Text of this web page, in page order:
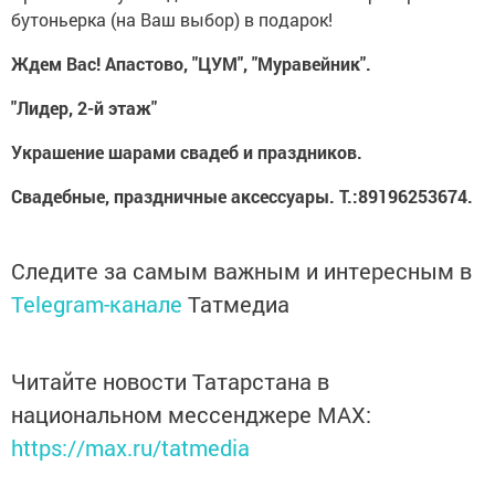
бутоньерка (на Ваш выбор) в подарок!
Ждем Вас! Апастово, "ЦУМ", "Муравейник".
"Лидер, 2-й этаж"
Украшение шарами свадеб и праздников.
Свадебные, праздничные аксессуары. Т.:89196253674.
Следите за самым важным и интересным в
Telegram-канале Татмедиа
Читайте новости Татарстана в
национальном мессенджере MАХ:
https://max.ru/tatmedia